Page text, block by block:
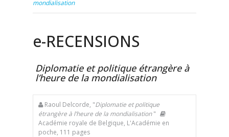
mondialisation
e-RECENSIONS
Diplomatie et politique étrangère à
l’heure de la mondialisation
Raoul Delcorde, "Diplomatie et politique
étrangère à l’heure de la mondialisation"
Académie royale de Belgique, L'Académie en
poche, 111 pages